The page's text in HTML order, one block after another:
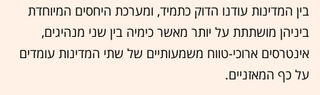
בין המדינות עודנו הדוק כתמיד, ומערכת היחסים המיוחדת
ביניהן מושתתת על יותר מאשר כימיה בין שני מנהיגים,
אינטרסים ארוכי-טווח משמעותיים של שתי המדינות עומדים
על כף המאזניים.